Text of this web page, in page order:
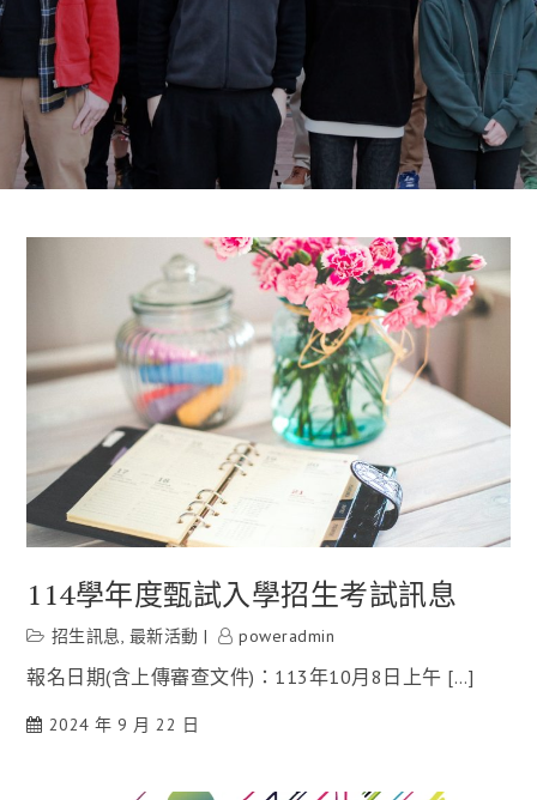
114學年度甄試入學招生考試訊息
招生訊息, 最新活動 poweradmin
報名日期(含上傳審查文件)：113年10月8日上午 […]
2024 年 9 月 22 日